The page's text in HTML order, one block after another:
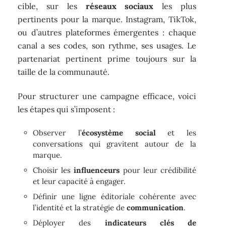
cible, sur les réseaux sociaux les plus
pertinents pour la marque. Instagram, TikTok,
ou d’autres plateformes émergentes : chaque
canal a ses codes, son rythme, ses usages. Le
partenariat pertinent prime toujours sur la
taille de la communauté.
Pour structurer une campagne efficace, voici
les étapes qui s’imposent :
Observer l’écosystème socialet les
conversations qui gravitent autour de la
marque.
Choisir lesinfluenceurs pour leur crédibilité
et leur capacité à engager.
Définir une ligne éditoriale cohérente avec
l’identité et la stratégie decommunication.
Déployer des indicateurs clés de